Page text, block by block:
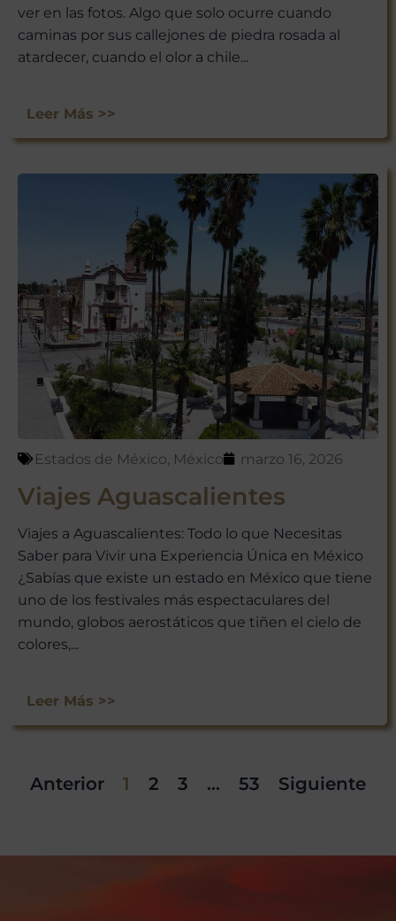
ver en las fotos. Algo que solo ocurre cuando
caminas por sus callejones de piedra rosada al
atardecer, cuando el olor a chile...
Leer Más >>
Estados de México, México marzo 16, 2026
Viajes Aguascalientes
Viajes a Aguascalientes: Todo lo que Necesitas
Saber para Vivir una Experiencia Única en México
¿Sabías que existe un estado en México que tiene
uno de los festivales más espectaculares del
mundo, globos aerostáticos que tiñen el cielo de
colores,...
Leer Más >>
Anterior 1 2 3 … 53 Siguiente